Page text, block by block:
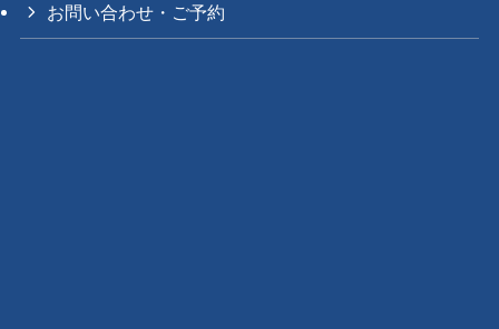
お問い合わせ・ご予約